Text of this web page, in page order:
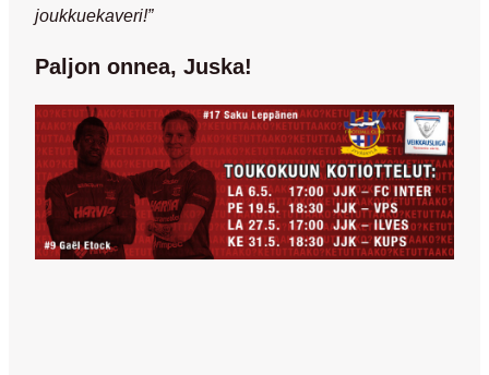
joukkuekaveri!”
Paljon onnea, Juska!